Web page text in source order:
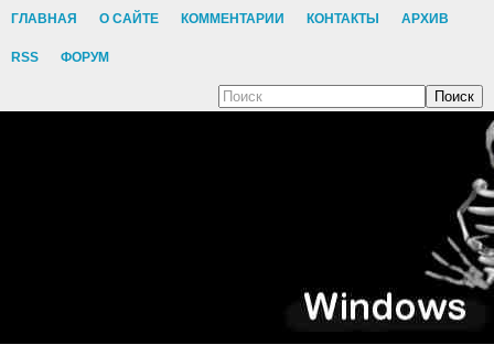
ГЛАВНАЯ О САЙТЕ КОММЕНТАРИИ КОНТАКТЫ АРХИВ
RSS ФОРУМ
Поиск